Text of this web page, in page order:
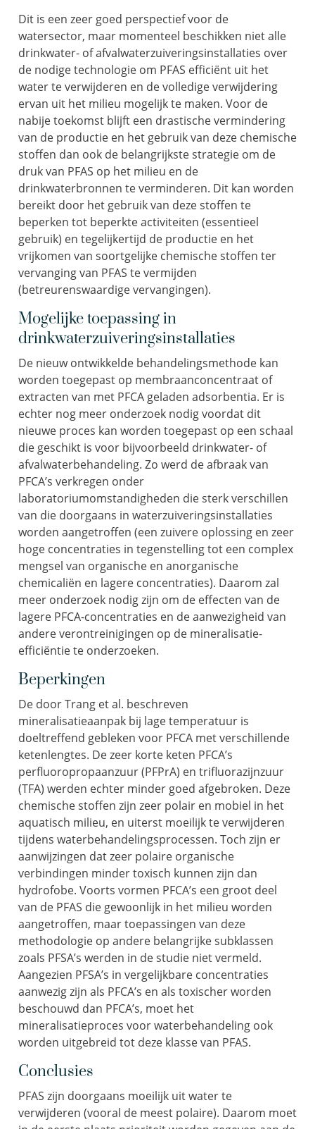
Dit is een zeer goed perspectief voor de
watersector, maar momenteel beschikken niet alle
drinkwater- of afvalwaterzuiveringsinstallaties over
de nodige technologie om PFAS efficiënt uit het
water te verwijderen en de volledige verwijdering
ervan uit het milieu mogelijk te maken. Voor de
nabije toekomst blijft een drastische vermindering
van de productie en het gebruik van deze chemische
stoffen dan ook de belangrijkste strategie om de
druk van PFAS op het milieu en de
drinkwaterbronnen te verminderen. Dit kan worden
bereikt door het gebruik van deze stoffen te
beperken tot beperkte activiteiten (essentieel
gebruik) en tegelijkertijd de productie en het
vrijkomen van soortgelijke chemische stoffen ter
vervanging van PFAS te vermijden
(betreurenswaardige vervangingen).
Mogelijke toepassing in
drinkwaterzuiveringsinstallaties
De nieuw ontwikkelde behandelingsmethode kan
worden toegepast op membraanconcentraat of
extracten van met PFCA geladen adsorbentia. Er is
echter nog meer onderzoek nodig voordat dit
nieuwe proces kan worden toegepast op een schaal
die geschikt is voor bijvoorbeeld drinkwater- of
afvalwaterbehandeling. Zo werd de afbraak van
PFCA’s verkregen onder
laboratoriumomstandigheden die sterk verschillen
van die doorgaans in waterzuiveringsinstallaties
worden aangetroffen (een zuivere oplossing en zeer
hoge concentraties in tegenstelling tot een complex
mengsel van organische en anorganische
chemicaliën en lagere concentraties). Daarom zal
meer onderzoek nodig zijn om de effecten van de
lagere PFCA-concentraties en de aanwezigheid van
andere verontreinigingen op de mineralisatie-
efficiëntie te onderzoeken.
Beperkingen
De door Trang et al. beschreven
mineralisatieaanpak bij lage temperatuur is
doeltreffend gebleken voor PFCA met verschillende
ketenlengtes. De zeer korte keten PFCA’s
perfluoropropaanzuur (PFPrA) en trifluorazijnzuur
(TFA) werden echter minder goed afgebroken. Deze
chemische stoffen zijn zeer polair en mobiel in het
aquatisch milieu, en uiterst moeilijk te verwijderen
tijdens waterbehandelingsprocessen. Toch zijn er
aanwijzingen dat zeer polaire organische
verbindingen minder toxisch kunnen zijn dan
hydrofobe. Voorts vormen PFCA’s een groot deel
van de PFAS die gewoonlijk in het milieu worden
aangetroffen, maar toepassingen van deze
methodologie op andere belangrijke subklassen
zoals PFSA’s werden in de studie niet vermeld.
Aangezien PFSA’s in vergelijkbare concentraties
aanwezig zijn als PFCA’s en als toxischer worden
beschouwd dan PFCA’s, moet het
mineralisatieproces voor waterbehandeling ook
worden uitgebreid tot deze klasse van PFAS.
Conclusies
PFAS zijn doorgaans moeilijk uit water te
verwijderen (vooral de meest polaire). Daarom moet